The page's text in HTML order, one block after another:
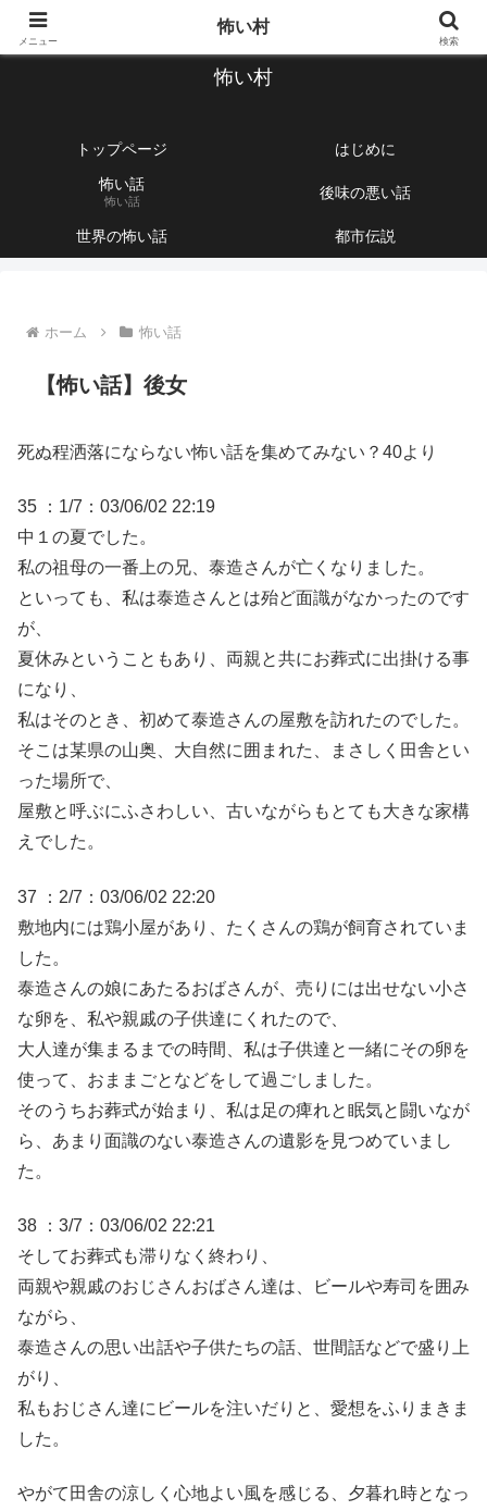
【1760話以上】怖い話と不思議な話を集めて紹介するサイト
怖い村
トップページ
はじめに
怖い話
怖い話 後味の悪い話
世界の怖い話 都市伝説
ホーム 怖い話
【怖い話】後女
死ぬ程洒落にならない怖い話を集めてみない？40より
35 ：1/7：03/06/02 22:19
中１の夏でした。
私の祖母の一番上の兄、泰造さんが亡くなりました。
といっても、私は泰造さんとは殆ど面識がなかったのです
が、
夏休みということもあり、両親と共にお葬式に出掛ける事
になり、
私はそのとき、初めて泰造さんの屋敷を訪れたのでした。
そこは某県の山奥、大自然に囲まれた、まさしく田舎とい
った場所で、
屋敷と呼ぶにふさわしい、古いながらもとても大きな家構
えでした。
37 ：2/7：03/06/02 22:20
敷地内には鶏小屋があり、たくさんの鶏が飼育されていま
した。
泰造さんの娘にあたるおばさんが、売りには出せない小さ
な卵を、私や親戚の子供達にくれたので、
大人達が集まるまでの時間、私は子供達と一緒にその卵を
使って、おままごとなどをして過ごしました。
そのうちお葬式が始まり、私は足の痺れと眠気と闘いなが
ら、あまり面識のない泰造さんの遺影を見つめていまし
た。
38 ：3/7：03/06/02 22:21
そしてお葬式も滞りなく終わり、
両親や親戚のおじさんおばさん達は、ビールや寿司を囲み
ながら、
泰造さんの思い出話や子供たちの話、世間話などで盛り上
がり、
私もおじさん達にビールを注いだりと、愛想をふりまきま
した。
やがて田舎の涼しく心地よい風を感じる、夕暮れ時となっ
メニュー
怖い村
検索